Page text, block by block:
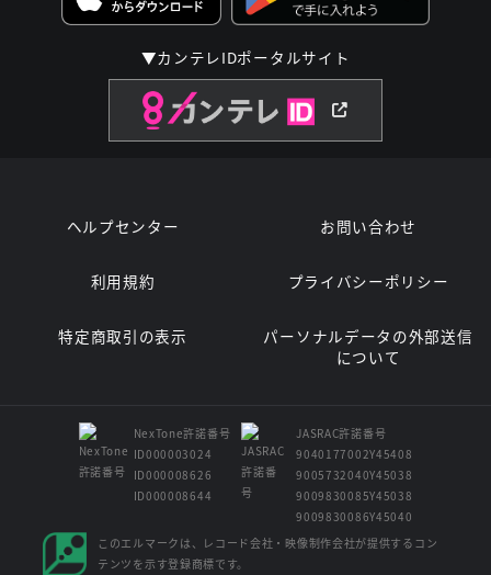
▼カンテレIDポータルサイト
ヘルプセンター お問い合わせ
利用規約 プライバシーポリシー
特定商取引の表示
パーソナルデータの外部送信
について
NexTone許諾番号
ID000003024
ID000008626
ID000008644
JASRAC許諾番号
9040177002Y45408
9005732040Y45038
9009830085Y45038
9009830086Y45040
このエルマークは、レコード会社・映像制作会社が提供するコン
テンツを示す登録商標です。